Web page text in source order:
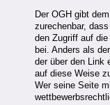
Der OGH gibt
zurechenbar,
den Zugriff auf
bei. Anders als
der über den Link
auf diese Weise
Wer seine Seite